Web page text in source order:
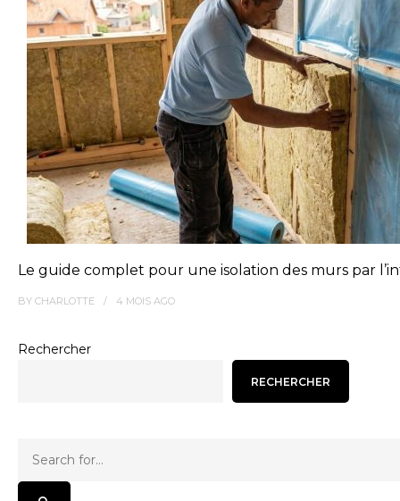
Le guide complet pour une isolation des murs par
BY CHARLOTTE 4 MOIS AGO
Rechercher
RECHERCHER